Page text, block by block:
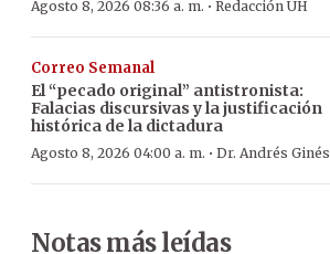
Agosto 8, 2026 08:36 a. m. · Redacción ÚH
Correo Semanal
El “pecado original” antistronista:
Falacias discursivas y la justificación
histórica de la dictadura
Agosto 8, 2026 04:00 a. m. · Dr. Andrés Ginés
Notas más leídas